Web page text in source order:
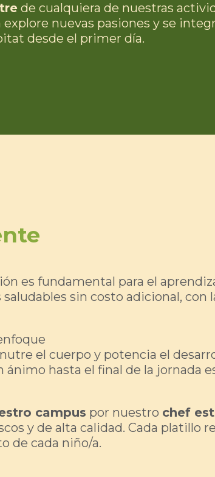
de cualquiera de nuestras
nuevas pasiones y se
desde el primer día.
es fundamental para el
sin costo adicional, con
el cuerpo y potencia el
hasta el final de la jornada
campus por nuestro chef
y de alta calidad. Cada platillo
de cada niño/a.